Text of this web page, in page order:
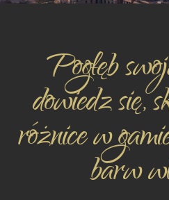
Pogłęb
dowiedz się,
różnice w
barw